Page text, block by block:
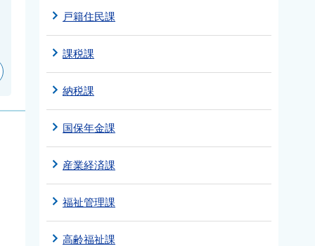
戸籍住民課
課税課
納税課
国保年金課
産業経済課
福祉管理課
高齢福祉課